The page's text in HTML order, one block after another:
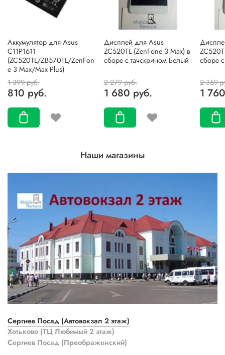
Аккумулятор для Asus
C11P1611
(ZC520TL/ZB570TL/ZenFon
e 3 Max/Max Plus)
1 399 руб.
810 руб.
Дисплей для Asus
ZC520TL (ZenFone 3 Max) в
сборе с тачскрином Белый
2 279 руб.
1 680 руб.
сборе
2 359
1
Наши магазины
Сергиев Посад (Автовокзал 2 этаж)
Хотьково (ТЦ Любимый 2 этаж)
Сергиев Посад (Преображенский)